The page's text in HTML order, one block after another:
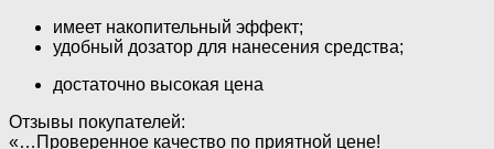
имеет накопительный эффект;
удобный дозатор для нанесения средства;
достаточно высокая цена
Отзывы покупателей:
«…Проверенное качество по приятной цене!